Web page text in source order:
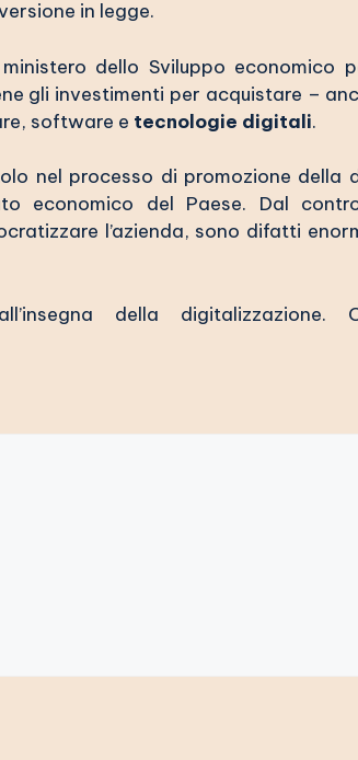
in legge.
dello Sviluppo economico
gli investimenti per acquistare –
software e tecnologie digitali.
nel processo di promozione della
economico del Paese. Dal
l’azienda, sono difatti
della digitalizzazione.